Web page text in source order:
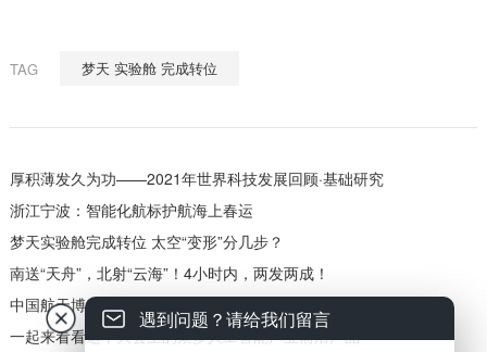
TAG 梦天 实验舱 完成转位
厚积薄发久为功——2021年世界科技发展回顾·基础研究
浙江宁波：智能化航标护航海上春运
梦天实验舱完成转位 太空“变形”分几步？
南送“天舟”，北射“云海”！4小时内，两发两成！
中国航天博物馆开馆 可沉浸式体验火箭发射现场
一起来看看这个大会上的众多人工智能产业前沿产品
遇到问题？请给我们留言